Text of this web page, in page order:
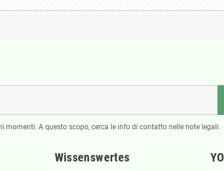
momenti. A questo scopo, cerca le info di contatto nelle note legali.
Wissenswertes